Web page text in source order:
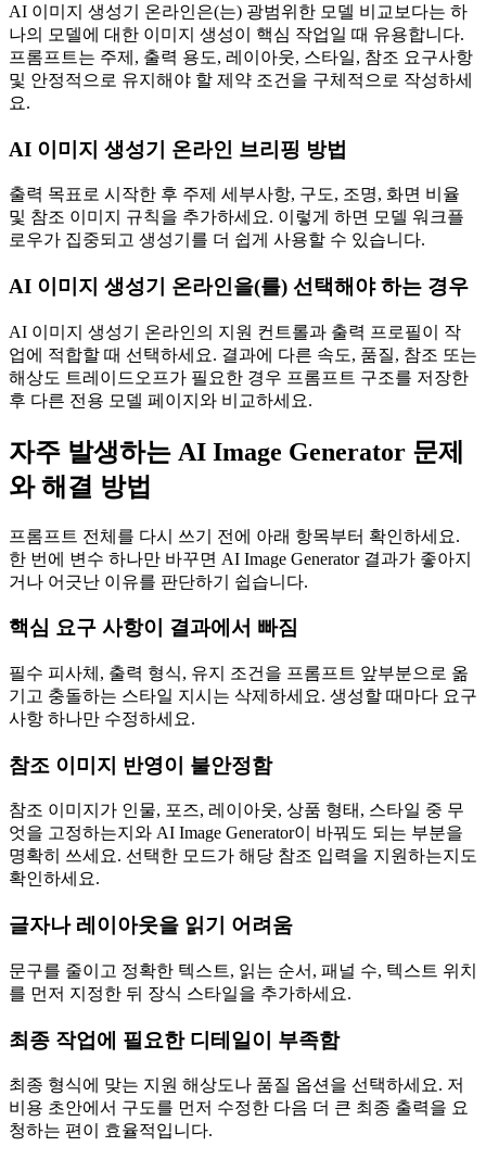
AI 이미지 생성기 온라인은(는) 광범위한 모델 비교보다는 하
나의 모델에 대한 이미지 생성이 핵심 작업일 때 유용합니다.
프롬프트는 주제, 출력 용도, 레이아웃, 스타일, 참조 요구사항
및 안정적으로 유지해야 할 제약 조건을 구체적으로 작성하세
요.
AI 이미지 생성기 온라인 브리핑 방법
출력 목표로 시작한 후 주제 세부사항, 구도, 조명, 화면 비율
및 참조 이미지 규칙을 추가하세요. 이렇게 하면 모델 워크플
로우가 집중되고 생성기를 더 쉽게 사용할 수 있습니다.
AI 이미지 생성기 온라인을(를) 선택해야 하는 경우
AI 이미지 생성기 온라인의 지원 컨트롤과 출력 프로필이 작
업에 적합할 때 선택하세요. 결과에 다른 속도, 품질, 참조 또는
해상도 트레이드오프가 필요한 경우 프롬프트 구조를 저장한
후 다른 전용 모델 페이지와 비교하세요.
자주 발생하는 AI Image Generator 문제
와 해결 방법
프롬프트 전체를 다시 쓰기 전에 아래 항목부터 확인하세요.
한 번에 변수 하나만 바꾸면 AI Image Generator 결과가 좋아지
거나 어긋난 이유를 판단하기 쉽습니다.
핵심 요구 사항이 결과에서 빠짐
필수 피사체, 출력 형식, 유지 조건을 프롬프트 앞부분으로 옮
기고 충돌하는 스타일 지시는 삭제하세요. 생성할 때마다 요구
사항 하나만 수정하세요.
참조 이미지 반영이 불안정함
참조 이미지가 인물, 포즈, 레이아웃, 상품 형태, 스타일 중 무
엇을 고정하는지와 AI Image Generator이 바꿔도 되는 부분을
명확히 쓰세요. 선택한 모드가 해당 참조 입력을 지원하는지도
확인하세요.
글자나 레이아웃을 읽기 어려움
문구를 줄이고 정확한 텍스트, 읽는 순서, 패널 수, 텍스트 위치
를 먼저 지정한 뒤 장식 스타일을 추가하세요.
최종 작업에 필요한 디테일이 부족함
최종 형식에 맞는 지원 해상도나 품질 옵션을 선택하세요. 저
비용 초안에서 구도를 먼저 수정한 다음 더 큰 최종 출력을 요
청하는 편이 효율적입니다.